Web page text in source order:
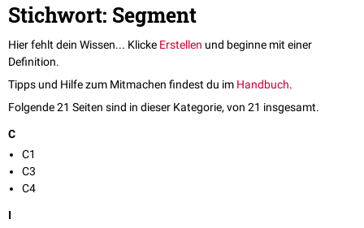
Stichwort: Segment
Hier fehlt dein Wissen... Klicke Erstellen und beginne mit einer
Definition.
Tipps und Hilfe zum Mitmachen findest du im Handbuch.
Folgende 21 Seiten sind in dieser Kategorie, von 21 insgesamt.
C
C1
C3
C4
I